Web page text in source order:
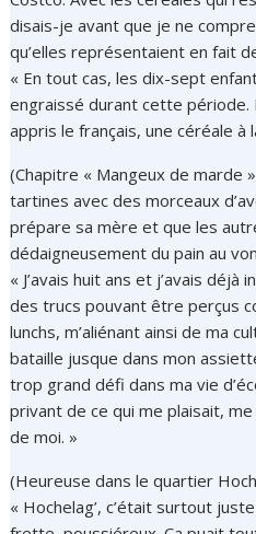
disais-je avant que je ne
qu’elles représentaient en fait
« En tout cas, les dix-sept
engraissé durant cette période.
appris le français, une céréale à
(Chapitre « Mangeux de marde
tartines avec des morceaux
prépare sa mère et que les
dédaigneusement du pain au
« J’avais huit ans et j’avais
des trucs pouvant être perçus
lunchs, m’aliénant ainsi de ma
bataille jusque dans mon
trop grand défi dans ma vie
privant de ce qui me plaisait,
de moi. »
(Heureuse dans le quartier
« Hochelag’, c’était surtout